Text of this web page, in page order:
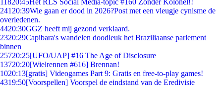
11820:45Het RLS Social Media-topic #160 Zonder Kolonel!!
241 20:39Wie gaan er dood in 2026?Post met een vleugje cynisme de
overledenen.
4420:30GGZ heeft mij gezond verklaard.
2320:29Capibara's wandelen doodleuk het Braziliaanse parlement
binnen
25720:25[UFO/UAP] #16 The Age of Disclosure
13720:20[Wielrennen #616] Brennan!
1020:13[gratis] Videogames Part 9: Gratis en free-to-play games!
4319:50[Voorspellen] Voorspel de eindstand van de Eredivisie